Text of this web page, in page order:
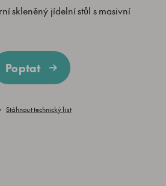
skleněný jídelní stůl s masivní
Poptat
Stáhnout technický list